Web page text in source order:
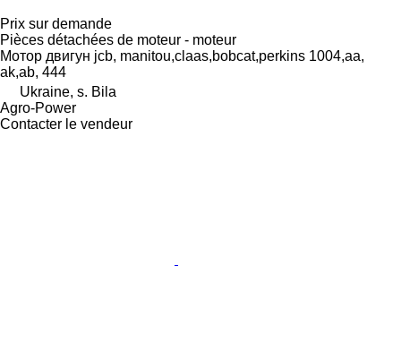
Prix sur demande
Pièces détachées de moteur - moteur
Мотор двигун jcb, manitou,claas,bobcat,perkins 1004,aa,
ak,ab, 444
Ukraine, s. Bila
Agro-Power
Contacter le vendeur